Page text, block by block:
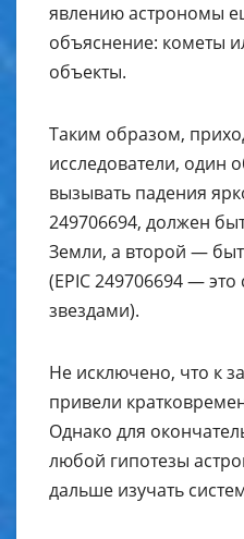
явлению астрономы
объяснение: кометы
объекты.
Таким образом,
исследователи, один
вызывать падения
249706694, должен
Земли, а второй —
(EPIC 249706694 — это
звездами).
Не исключено, что к
привели
Однако для
любой гипотезы
дальше изучать